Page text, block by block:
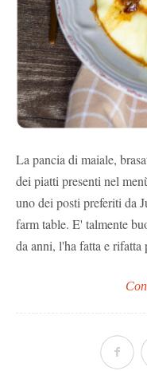
La pancia di maiale,
dei piatti presenti nel
uno dei posti preferiti da
farm table. E' talmente
da anni, l'ha fatta e rifatta